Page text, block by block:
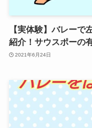
【実体験】バレーで
紹介！サウスポーの
2021年6月24日